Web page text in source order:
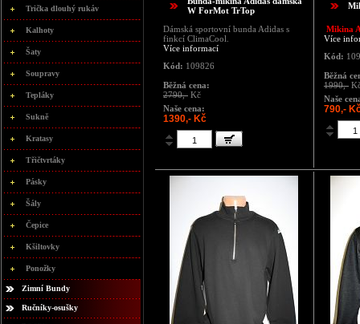
Trička dlouhý rukáv
Kalhoty
Šaty
Soupravy
Tepláky
Sukně
Kratasy
Třičtvrtáky
Pásky
Šály
Čepice
Kšiltovky
Ponožky
Zimní Bundy
Ručníky-osušky
W ForMot TrTop
Dámská sportovní bunda Adidas s
finkcí ClimaCool.
Více informací
Kód: 109826
Běžná cena:
2790,- Kč
Naše cena:
1390,- Kč
Mikina
Více
Kód:
Běžná
1990,-
Naše
790,-